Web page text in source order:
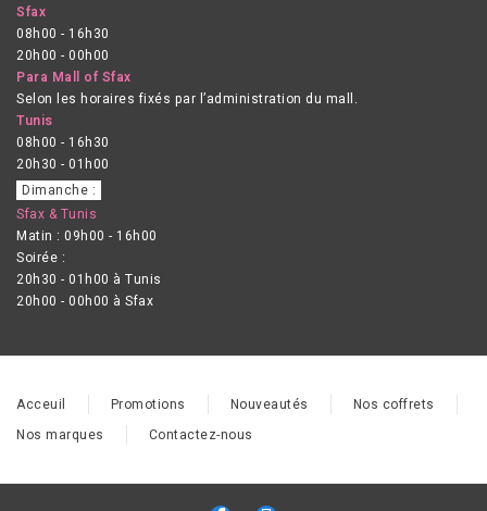
Sfax
08h00 - 16h30
20h00 - 00h00
Para Mall of Sfax
Selon les horaires fixés par l’administration du mall.
Tunis
08h00 - 16h30
20h30 - 01h00
Dimanche :
Sfax & Tunis
Matin : 09h00 - 16h00
Soirée :
20h30 - 01h00 à Tunis
20h00 - 00h00 à Sfax
Acceuil Promotions Nouveautés
Nos coffrets
Nos marques
Contactez-nous